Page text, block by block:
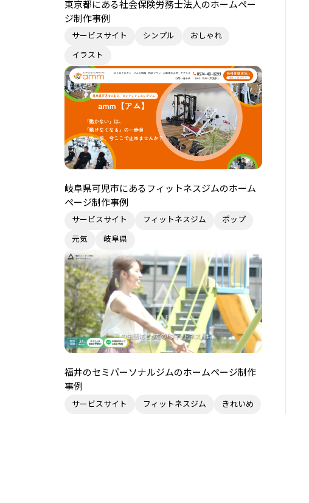
東京都にある社会保険労務士法人のホームペー
ジ制作事例
サービスサイト シンプル おしゃれ
イラスト
岐阜県可児市にあるフィットネスジムのホーム
ページ制作事例
サービスサイト フィットネスジム ポップ
元気 岐阜県
福井のセミパーソナルジムのホームページ制作
事例
サービスサイト フィットネスジム きれいめ